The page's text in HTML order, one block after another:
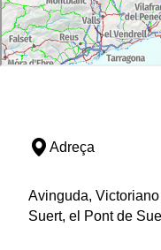
Adreça
Avinguda,
Suert, el Pont de